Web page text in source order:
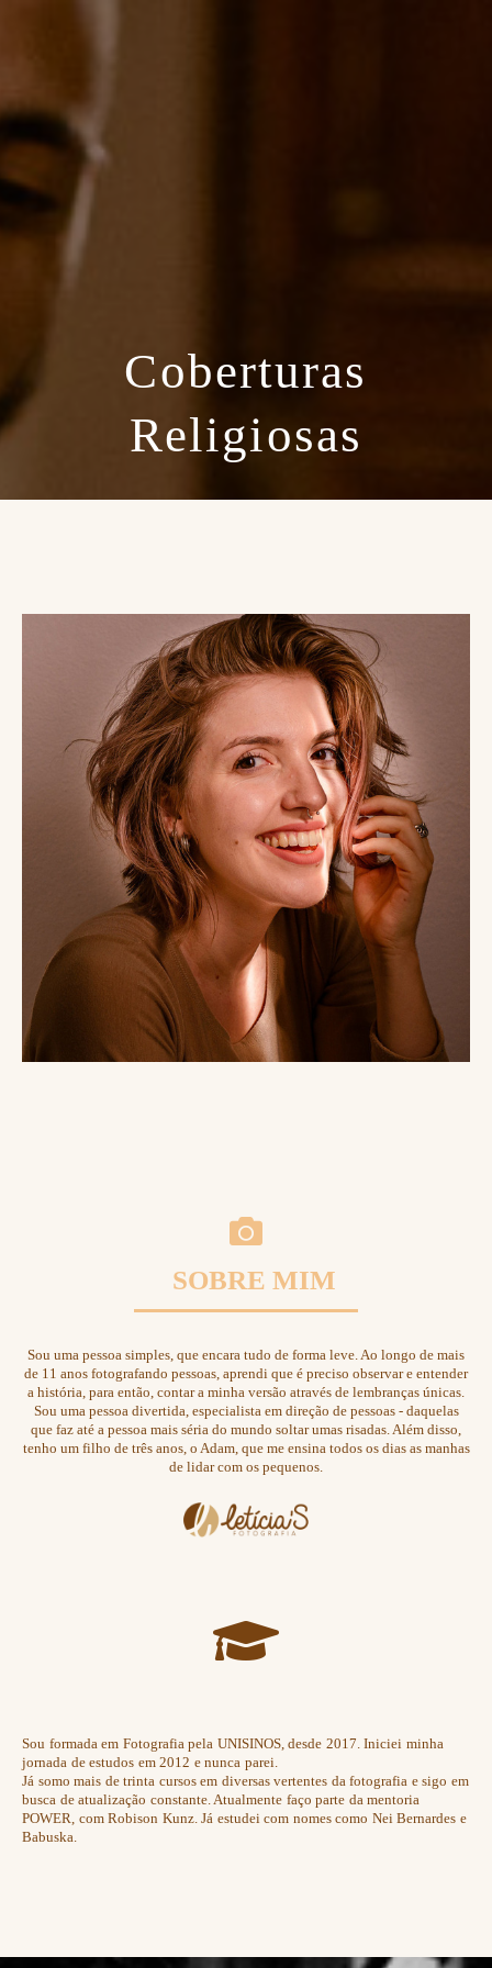
Coberturas
Religiosas
SOBRE MIM
Sou uma pessoa simples, que encara tudo de forma leve. Ao longo de mais
de 11 anos fotografando pessoas, aprendi que é preciso observar e entender
a história, para então, contar a minha versão através de lembranças únicas.
Sou uma pessoa divertida, especialista em direção de pessoas - daquelas
que faz até a pessoa mais séria do mundo soltar umas risadas. Além disso,
tenho um filho de três anos, o Adam, que me ensina todos os dias as manhas
de lidar com os pequenos.
Sou formada em Fotografia pela UNISINOS, desde 2017. Iniciei minha
jornada de estudos em 2012 e nunca parei.
Já somo mais de trinta cursos em diversas vertentes da fotografia e sigo em
busca de atualização constante. Atualmente faço parte da mentoria
POWER, com Robison Kunz. Já estudei com nomes como Nei Bernardes e
Babuska.